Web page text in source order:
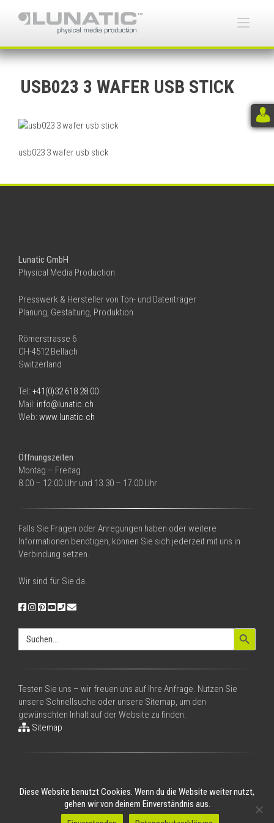
USB023 3 WAFER USB STICK
usb023 3 wafer usb stick
Lunatic GmbH
Physical Media Production
Presswerk & Hersteller von Ton- und Datenträger
Planung, Gestaltung, Produktion
Römerstrasse 6
CH-4512 Bellach
Switzerland
Tel: +41(0)32 618 28 00
Mail: info@lunatic.ch
Web: www.lunatic.ch
Öffnungszeiten
Montag – Freitag
8.00 – 12.00 Uhr und 13.30 – 17.00 Uhr
Falls Sie Fragen oder Anregungen haben oder weitere
Informationen benötigen, können Sie sich jederzeit mit uns in
Verbindung setzen.
Wir sind für Sie da.
Search
for:
Search Button
Testen Sie uns – wir freuen uns auf Ihre Anfrage. Nutzen Sie
unsere Schnellsuche oder unsere Sitemap, um den
gewünschten Inhalt auf der Website zu finden.
Sitemap
Diese Website benutzt Cookies. Wenn du die Website weiter nutzt,
gehen wir von deinem Einverständnis aus.